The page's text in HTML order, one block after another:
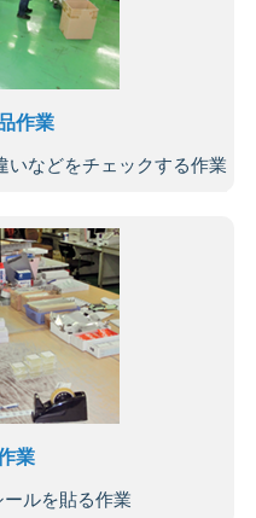
作業
いなどをチェックする作業
業
ルを貼る作業